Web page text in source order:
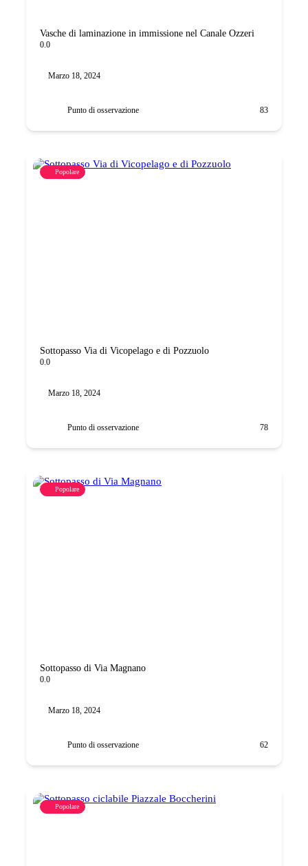
Vasche di laminazione in immissione nel Canale Ozzeri
0.0
Marzo 18, 2024
Punto di osservazione 83
Popolare
Sottopasso Via di Vicopelago e di Pozzuolo
0.0
Marzo 18, 2024
Punto di osservazione 78
Popolare
Sottopasso di Via Magnano
0.0
Marzo 18, 2024
Punto di osservazione 62
Popolare